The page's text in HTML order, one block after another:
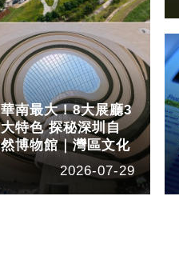
華南最大！8大展廳3
大特色 探秘深圳自
然博物館｜灣區文化
2026-07-29